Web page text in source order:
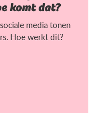
komt dat?
media tonen
Hoe werkt dit?